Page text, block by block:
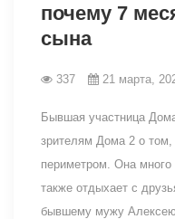
почему 7
сына
337 21 марта,
Бывшая участница
зрителям Дома 2 о том,
периметром. Она много
также отдыхает с
бывшему мужу Алексею